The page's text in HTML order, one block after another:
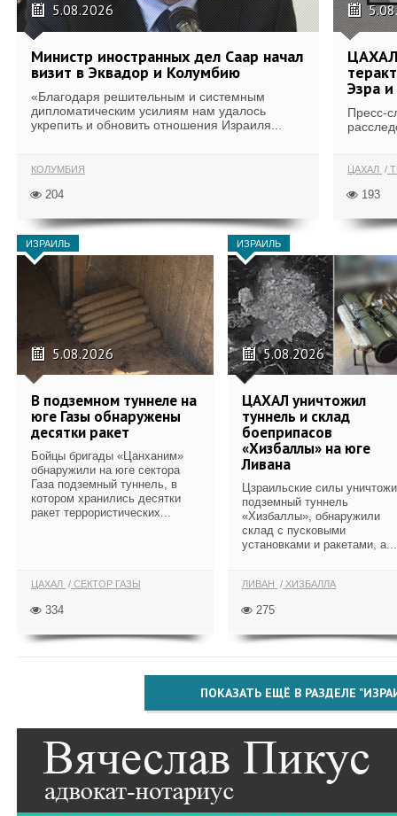
5.08.2026
Министр иностранных дел Саар начал
визит в Эквадор и Колумбию
«Благодаря решительным и системным
дипломатическим усилиям нам удалось
укрепить и обновить отношения Израиля...
КОЛУМБИЯ
204
ЦАХАЛ
Эзра
Пресс-
ЦАХАЛ
193
ИЗРАИЛЬ
5.08.2026
В подземном туннеле на
юге Газы обнаружены
десятки ракет
Бойцы бригады «Цанханим»
обнаружили на юге сектора
Газа подземный туннель, в
котором хранились десятки
ракет террористических...
ЦАХАЛ СЕКТОР ГАЗЫ
334
ИЗРАИЛЬ
5.08.2026
ЦАХАЛ уничтожил
туннель и склад
боеприпасов
«Хизбаллы» на юге
Ливана
Цзраильские силы
подземный туннель
«Хизбаллы», обнаружили
склад с пусковыми
установками и ракетами, а...
ЛИВАН ХИЗБАЛЛА
275
ПОКАЗАТЬ ЕЩЁ В РАЗДЕЛЕ